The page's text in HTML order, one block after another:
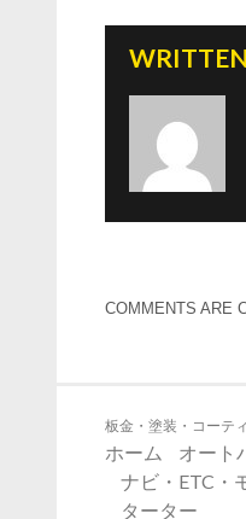
COMMENTS ARE
板金・塗装・コーテ
ホーム オート
ナビ・ETC・
ターター